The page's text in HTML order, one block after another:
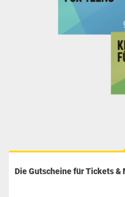
Die Gutscheine für Tickets &